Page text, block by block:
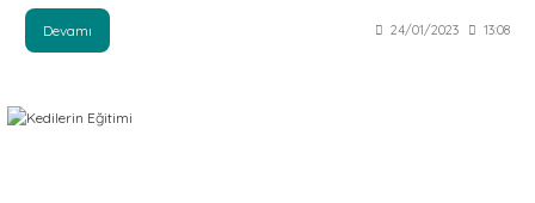
Devamı 24/01/2023 13:08